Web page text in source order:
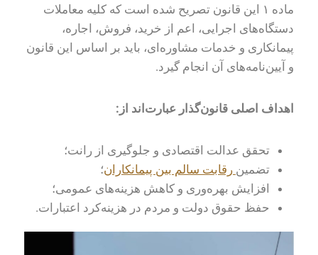
ماده ۱ این قانون تصریح شده است که کلیه معاملات
دستگاه‌های اجرایی، اعم از خرید، فروش، اجاره،
پیمانکاری و خدمات مشاوره‌ای، باید بر اساس این قانون
و آیین‌نامه‌های آن انجام گیرد.
اهداف اصلی قانون‌گذار عبارت‌اند از :
تحقق عدالت اقتصادی و جلوگیری از رانت؛
تضمین رقابت سالم بین پیمانکاران؛
افزایش بهره‌وری و کاهش هزینه‌های عمومی؛
حفظ حقوق دولت و مردم در هزینه‌کرد اعتبارات.